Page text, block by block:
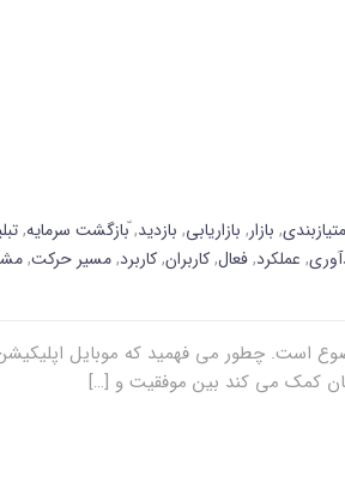
, بازار, بازاریابی, بازدید,ّبازگشت سرمایه,
, عملکرد,فعال,کاربران,کاربرد,مسیر حرکت,
است. چطور می فهمید که موبایل
کمک می کند بین موفقیت و […]